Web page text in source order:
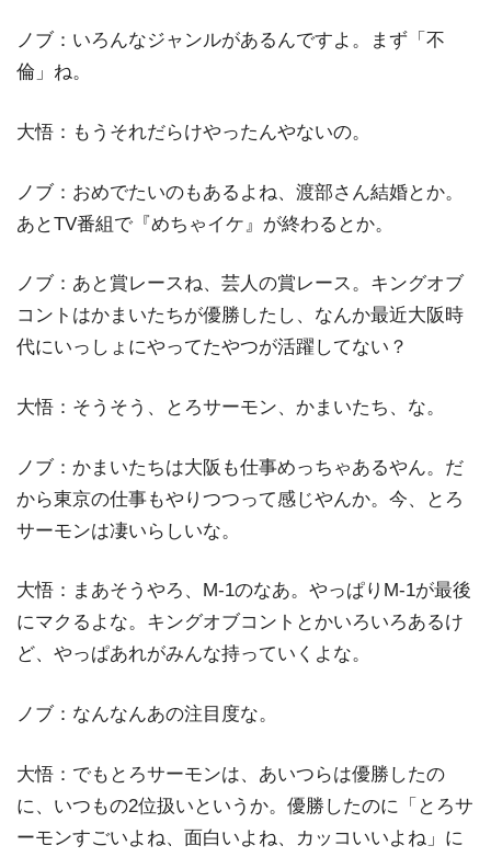
ノブ：いろんなジャンルがあるんですよ。まず「不
倫」ね。
大悟：もうそれだらけやったんやないの。
ノブ：おめでたいのもあるよね、渡部さん結婚とか。
あとTV番組で『めちゃイケ』が終わるとか。
ノブ：あと賞レースね、芸人の賞レース。キングオブ
コントはかまいたちが優勝したし、なんか最近大阪時
代にいっしょにやってたやつが活躍してない？
大悟：そうそう、とろサーモン、かまいたち、な。
ノブ：かまいたちは大阪も仕事めっちゃあるやん。だ
から東京の仕事もやりつつって感じやんか。今、とろ
サーモンは凄いらしいな。
大悟：まあそうやろ、M-1のなあ。やっぱりM-1が最後
にマクるよな。キングオブコントとかいろいろあるけ
ど、やっぱあれがみんな持っていくよな。
ノブ：なんなんあの注目度な。
大悟：でもとろサーモンは、あいつらは優勝したの
に、いつもの2位扱いというか。優勝したのに「とろサ
ーモンすごいよね、面白いよね、カッコいいよね」に